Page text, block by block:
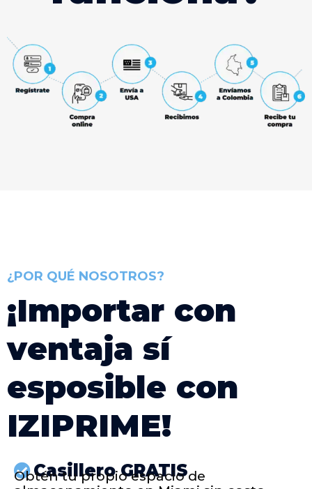
¿POR QUÉ NOSOTROS?
¡Importar con
ventaja sí
esposible con
IZIPRIME!
Casillero GRATIS
Obtén tu propio espacio de